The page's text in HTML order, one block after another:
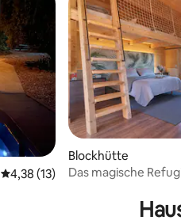
Durchschnittliche Bewertung:
4,38 (13)
Blockhütte
Das magische